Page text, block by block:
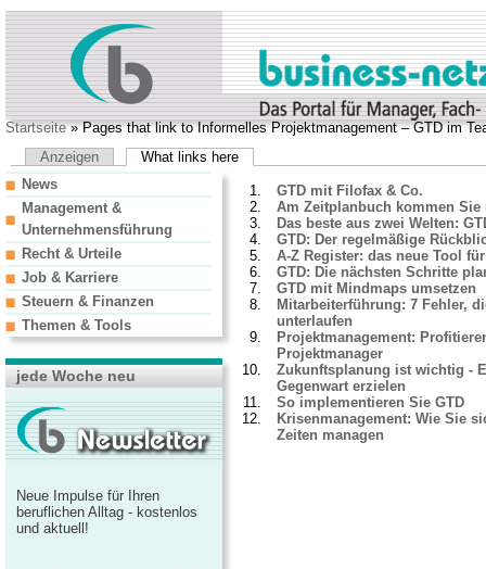
Startseite» Pages that link to Informelles Projektmanagement – GTD im
Anzeigen
What links here
GTD mit Filofax & Co.
Am Zeitplanbuch kommen
Das beste aus zwei Welten:
GTD: Der regelmäßige
A-Z Register: das neue Tool
GTD: Die nächsten Schritte
GTD mit Mindmaps umsetzen
Mitarbeiterführung: 7 Fehler,
unterlaufen
Projektmanagement:
Projektmanager
Zukunftsplanung ist wichtig -
Gegenwart erzielen
So implementieren Sie GTD
Krisenmanagement: Wie Sie
Zeiten managen
News
Management &
Unternehmensführung
Recht & Urteile
Job & Karriere
Steuern & Finanzen
Themen & Tools
jede Woche neu
Neue Impulse für Ihren
beruflichen Alltag - kostenlos
und aktuell!